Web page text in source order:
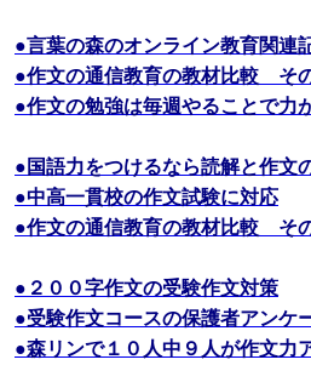
●言葉の森のオンライン教育関連
●作文の通信教育の教材比較 そ
●作文の勉強は毎週やることで力
●国語力をつけるなら読解と作文
●中高一貫校の作文試験に対応
●作文の通信教育の教材比較 そ
●２００字作文の受験作文対策
●受験作文コースの保護者アンケ
●森リンで１０人中９人が作文力